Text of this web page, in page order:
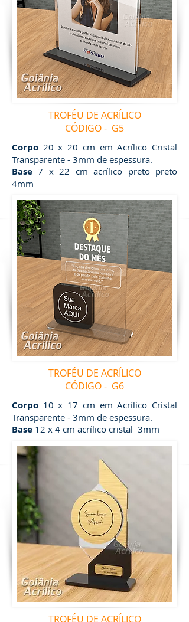
TROFÉU DE ACRÍLICO
CÓDIGO - G5
Corpo 20 x 20 cm em Acrílico Cristal
Transparente - 3mm de espessura.
Base 7 x 22 cm acrílico preto preto
4mm
TROFÉU DE ACRÍLICO
CÓDIGO - G6
Corpo 10 x 17 cm em Acrílico Cristal
Transparente - 3mm de espessura.
Base 12 x 4 cm acrílico cristal 3mm
TROFÉU DE ACRÍLICO